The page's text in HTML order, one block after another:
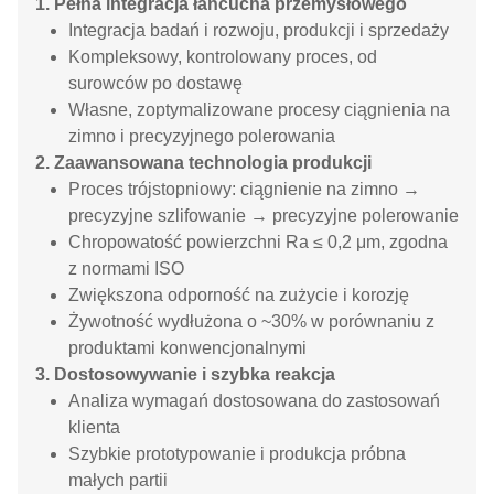
1. Pełna integracja łańcucha przemysłowego
Integracja badań i rozwoju, produkcji i sprzedaży
Kompleksowy, kontrolowany proces, od
surowców po dostawę
Własne, zoptymalizowane procesy ciągnienia na
zimno i precyzyjnego polerowania
2. Zaawansowana technologia produkcji
Proces trójstopniowy: ciągnienie na zimno →
precyzyjne szlifowanie → precyzyjne polerowanie
Chropowatość powierzchni Ra ≤ 0,2 μm, zgodna
z normami ISO
Zwiększona odporność na zużycie i korozję
Żywotność wydłużona o ~30% w porównaniu z
produktami konwencjonalnymi
3. Dostosowywanie i szybka reakcja
Analiza wymagań dostosowana do zastosowań
klienta
Szybkie prototypowanie i produkcja próbna
małych partii